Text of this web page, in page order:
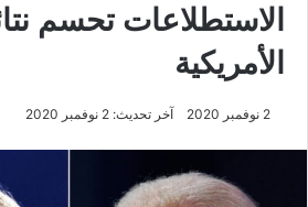
الاستطلاعات تحسم
الأمريكية
2 نوفمبر 2020 آخر تحديث: 2 نوفمبر 2020